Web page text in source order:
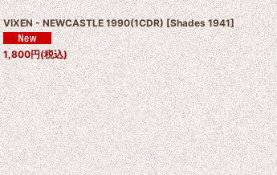
VIXEN - NEWCASTLE 1990(1CDR) [Shades 1941]
1,800円(税込)